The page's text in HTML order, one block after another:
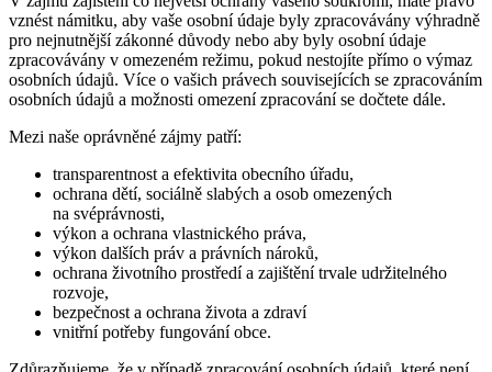
vznést námitku, aby vaše osobní údaje byly zpracovávány výhradně
pro nejnutnější zákonné důvody nebo aby byly osobní údaje
zpracovávány v omezeném režimu, pokud nestojíte přímo o výmaz
osobních údajů. Více o vašich právech souvisejících se zpracováním
osobních údajů a možnosti omezení zpracování se dočtete dále.
Mezi naše oprávněné zájmy patří:
transparentnost a efektivita obecního úřadu,
ochrana dětí, sociálně slabých a osob omezených
na svéprávnosti,
výkon a ochrana vlastnického práva,
výkon dalších práv a právních nároků,
ochrana životního prostředí a zajištění trvale udržitelného
rozvoje,
bezpečnost a ochrana života a zdraví
vnitřní potřeby fungování obce.